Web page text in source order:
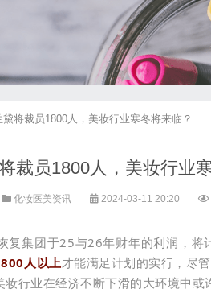
黛将裁员1800人，美妆行业寒冬将来临？
裁员1800人，美妆行业
化妆医美资讯 2024-03-11 20:20
复集团于25与26年财年的利润，将
人以上才能满足计划的实行，尽
行业在经济不断下滑的大环境中或